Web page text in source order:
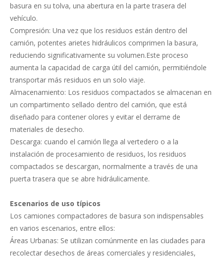
basura en su tolva, una abertura en la parte trasera del
vehículo.
Compresión: Una vez que los residuos están dentro del
camión, potentes arietes hidráulicos comprimen la basura,
reduciendo significativamente su volumen.Este proceso
aumenta la capacidad de carga útil del camión, permitiéndole
transportar más residuos en un solo viaje.
Almacenamiento: Los residuos compactados se almacenan en
un compartimento sellado dentro del camión, que está
diseñado para contener olores y evitar el derrame de
materiales de desecho.
Descarga: cuando el camión llega al vertedero o a la
instalación de procesamiento de residuos, los residuos
compactados se descargan, normalmente a través de una
puerta trasera que se abre hidráulicamente.
Escenarios de uso típicos
Los camiones compactadores de basura son indispensables
en varios escenarios, entre ellos:
Áreas Urbanas: Se utilizan comúnmente en las ciudades para
recolectar desechos de áreas comerciales y residenciales,